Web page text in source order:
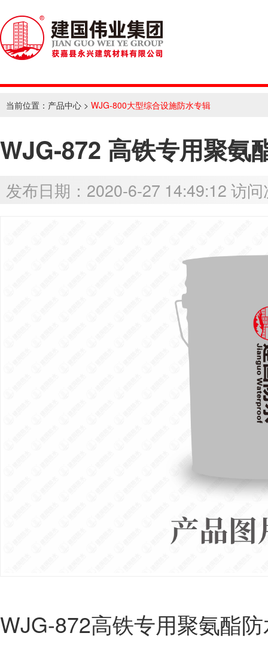
当前位置： 产品中心 > WJG-800大型综合设施防水专辑
WJG-872 高铁专用聚氨
发布日期：2020-6-27 14:49:12 访
WJG-872高铁专用聚氨酯